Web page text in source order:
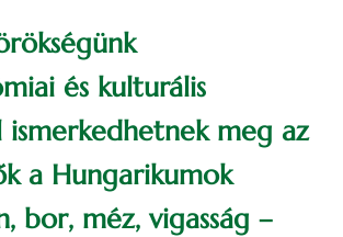
és kulturális
meg az
a Hungarikumok
bor, méz, vigasság –